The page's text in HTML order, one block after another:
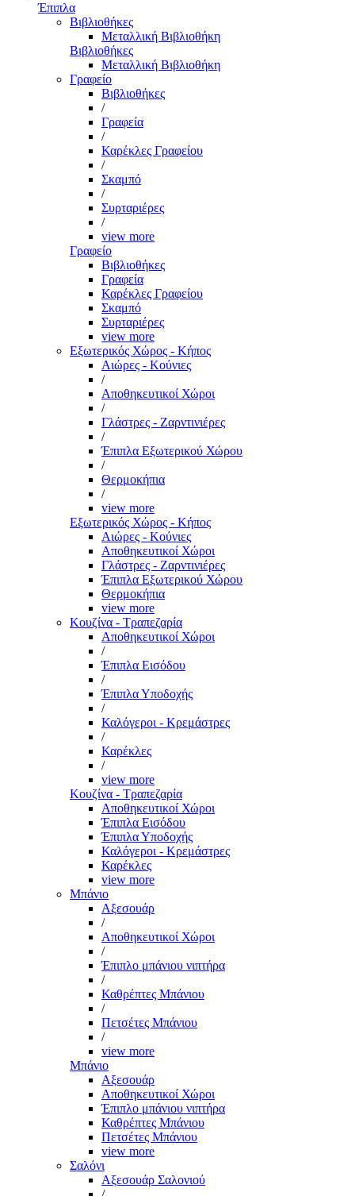
Έπιπλα
Βιβλιοθήκες
Μεταλλική Βιβλιοθήκη
Βιβλιοθήκες
Μεταλλική Βιβλιοθήκη
Γραφείο
Βιβλιοθήκες
/
Γραφεία
/
Καρέκλες Γραφείου
/
Σκαμπό
/
Συρταριέρες
/
view more
Γραφείο
Βιβλιοθήκες
Γραφεία
Καρέκλες Γραφείου
Σκαμπό
Συρταριέρες
view more
Εξωτερικός Χώρος - Κήπος
Αιώρες - Κούνιες
/
Αποθηκευτικοί Χώροι
/
Γλάστρες - Ζαρντινιέρες
/
Έπιπλα Εξωτερικού Χώρου
/
Θερμοκήπια
/
view more
Εξωτερικός Χώρος - Κήπος
Αιώρες - Κούνιες
Αποθηκευτικοί Χώροι
Γλάστρες - Ζαρντινιέρες
Έπιπλα Εξωτερικού Χώρου
Θερμοκήπια
view more
Κουζίνα - Τραπεζαρία
Αποθηκευτικοί Χώροι
/
Έπιπλα Εισόδου
/
Έπιπλα Υποδοχής
/
Καλόγεροι - Κρεμάστρες
/
Καρέκλες
/
view more
Κουζίνα - Τραπεζαρία
Αποθηκευτικοί Χώροι
Έπιπλα Εισόδου
Έπιπλα Υποδοχής
Καλόγεροι - Κρεμάστρες
Καρέκλες
view more
Μπάνιο
Αξεσουάρ
/
Αποθηκευτικοί Χώροι
/
Έπιπλο μπάνιου νιπτήρα
/
Καθρέπτες Μπάνιου
/
Πετσέτες Μπάνιου
/
view more
Μπάνιο
Αξεσουάρ
Αποθηκευτικοί Χώροι
Έπιπλο μπάνιου νιπτήρα
Καθρέπτες Μπάνιου
Πετσέτες Μπάνιου
view more
Σαλόνι
Αξεσουάρ Σαλονιού